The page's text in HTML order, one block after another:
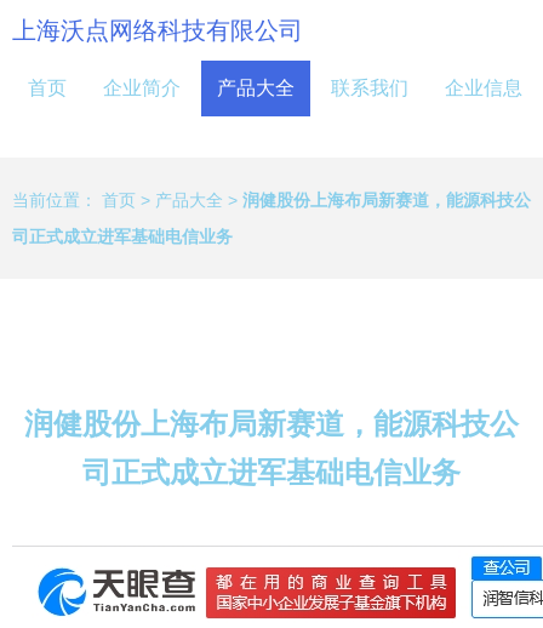
上海沃点网络科技有限公司
首页 企业简介 产品大全 联系我们 企业信息
当前位置： 首页 > 产品大全 > 润健股份上海布局新赛道，能源科技公
司正式成立进军基础电信业务
润健股份上海布局新赛道，能源科技公
司正式成立进军基础电信业务